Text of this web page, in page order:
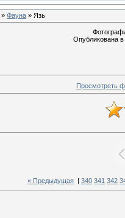
» Фауна » Язь
Опубликована в
Просмотреть
« Предыдущая 340 341 342